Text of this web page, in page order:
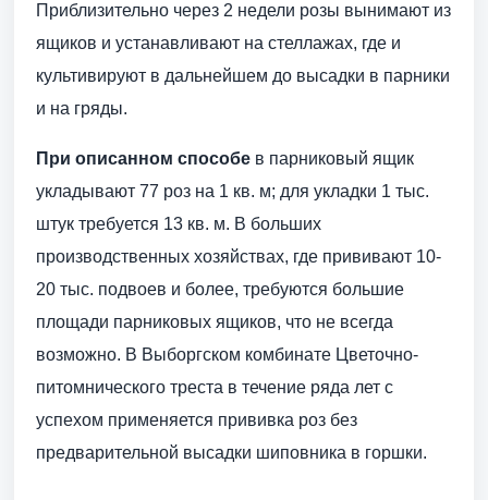
Приблизительно через 2 недели розы вынимают из
ящиков и устанавливают на стеллажах, где и
культивируют в дальнейшем до высадки в парники
и на гряды.
При описанном способе в парниковый ящик
укладывают 77 роз на 1 кв. м; для укладки 1 тыс.
штук требуется 13 кв. м. В больших
производственных хозяйствах, где прививают 10-
20 тыс. подвоев и более, требуются большие
площади парниковых ящиков, что не всегда
возможно. В Выборгском комбинате Цветочно-
питомнического треста в течение ряда лет с
успехом применяется прививка роз без
предварительной высадки шиповника в горшки.